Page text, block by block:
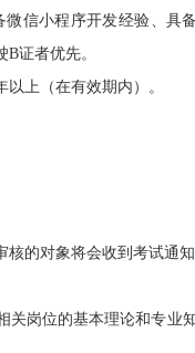
小程序开发经验、具备
证者优先。
上（在有效期内）。
的对象将会收到考试通知
位的基本理论和专业